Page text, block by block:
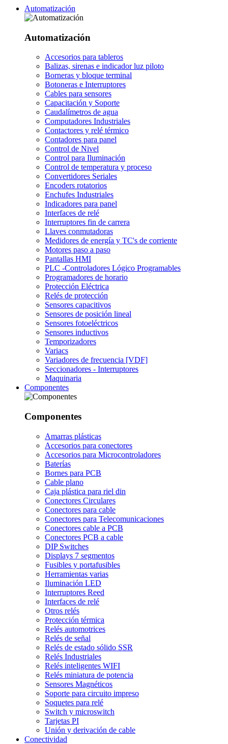
Automatización
Automatización
Accesorios para tableros
Balizas, sirenas e indicador luz piloto
Borneras y bloque terminal
Botoneras e Interruptores
Cables para sensores
Capacitación y Soporte
Caudalímetros de agua
Computadores Industriales
Contactores y relé térmico
Contadores para panel
Control de Nivel
Control para Iluminación
Control de temperatura y proceso
Convertidores Seriales
Encoders rotatorios
Enchufes Industriales
Indicadores para panel
Interfaces de relé
Interruptores fin de carrera
Llaves conmutadoras
Medidores de energía y TC's de corriente
Motores paso a paso
Pantallas HMI
PLC -Controladores Lógico Programables
Programadores de horario
Protección Eléctrica
Relés de protección
Sensores capacitivos
Sensores de posición lineal
Sensores fotoeléctricos
Sensores inductivos
Temporizadores
Variacs
Variadores de frecuencia [VDF]
Seccionadores - Interruptores
Maquinaria
Componentes
Componentes
Amarras plásticas
Accesorios para conectores
Accesorios para Microcontroladores
Baterías
Bornes para PCB
Cable plano
Caja plástica para riel din
Conectores Circulares
Conectores para cable
Conectores para Telecomunicaciones
Conectores cable a PCB
Conectores PCB a cable
DIP Switches
Displays 7 segmentos
Fusibles y portafusibles
Herramientas varias
Iluminación LED
Interruptores Reed
Interfaces de relé
Otros relés
Protección térmica
Relés automotrices
Relés de señal
Relés de estado sólido SSR
Relés Industriales
Relés inteligentes WIFI
Relés miniatura de potencia
Sensores Magnéticos
Soporte para circuito impreso
Soquetes para relé
Switch y microswitch
Tarjetas PI
Unión y derivación de cable
Conectividad